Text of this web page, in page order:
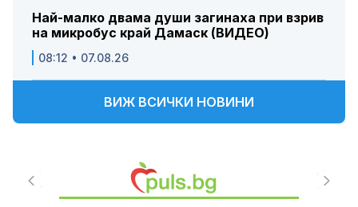
Най-малко двама души загинаха при взрив
на микробус край Дамаск (ВИДЕО)
08:12 • 07.08.26
ВИЖ ВСИЧКИ НОВИНИ